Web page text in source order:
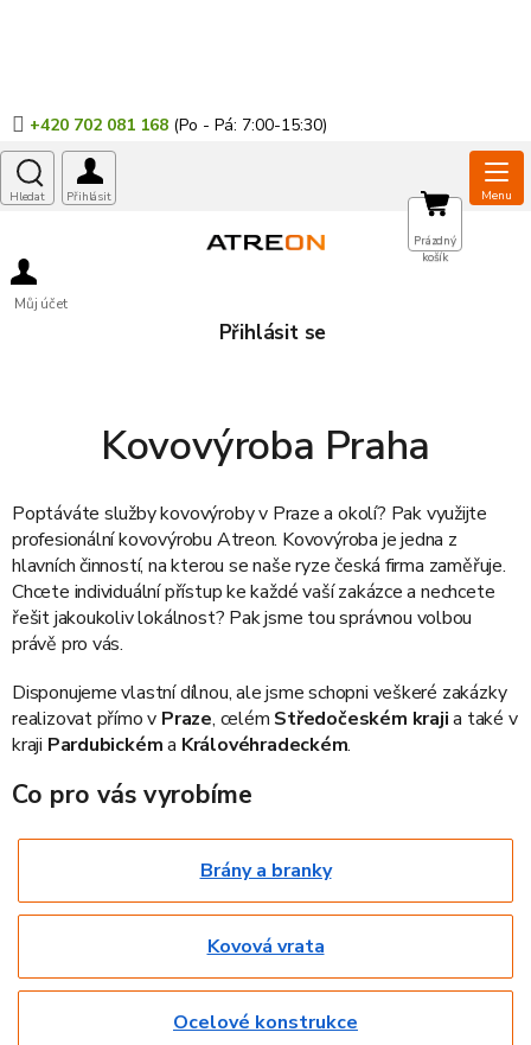
+420 702 081 168
Můj účet
Přihlásit se
NÁKUPNÍ
KOŠÍK
Prázdný
košík
Kovovýroba Praha
Poptáváte službykovovýrobyv Prazea okolí? Pak využijte
profesionální kovovýrobu Atreon. Kovovýroba je jedna z
hlavních činností, na kterou se naše ryze česká firma zaměřuje.
Chcete individuální přístup ke každé vaší zakázce a nechcete
řešit jakoukoliv lokálnost? Pak jsme tou správnou volbou
právě pro vás.
Disponujeme vlastní dílnou, ale jsme schopni veškeré zakázky
realizovat přímo v Praze, celém Středočeském krajia také v
kraji Pardubickéma Královéhradeckém.
Co pro vás vyrobíme
Brány a branky
Kovová vrata
Ocelové konstrukce